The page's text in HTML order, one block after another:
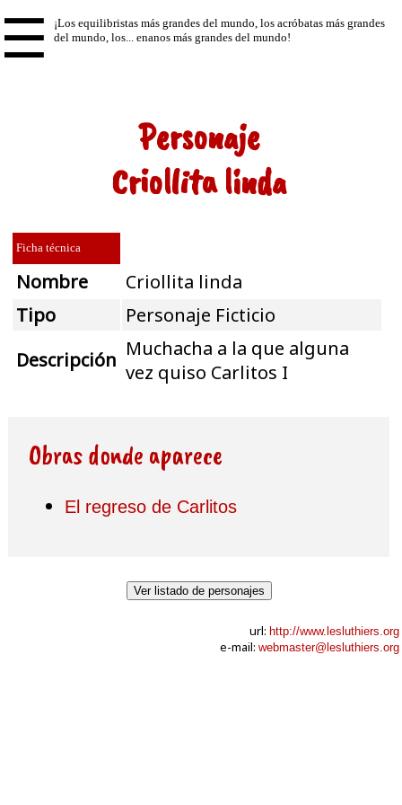
☰
Personaje
Criollita linda
Ficha técnica
Nombre
Criollita linda
Tipo
Personaje Ficticio
Descripción Muchacha a la que alguna
vez quiso Carlitos I
Obras donde aparece
El regreso de Carlitos
Ver listado de personajes
url: http://www.lesluthiers.org
e-mail: webmaster@lesluthiers.org